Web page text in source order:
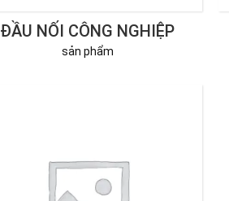
ĐẦU NỐI CÔNG NGHIỆP
sản phẩm